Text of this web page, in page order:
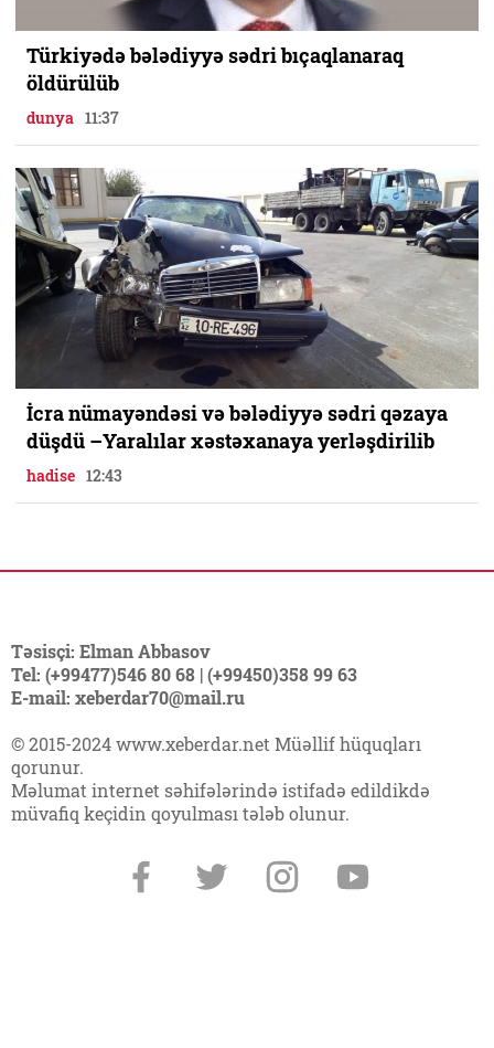
Türkiyədə bələdiyyə sədri bıçaqlanaraq
öldürülüb
dunya 11:37
İcra nümayəndəsi və bələdiyyə sədri qəzaya
düşdü –Yaralılar xəstəxanaya yerləşdirilib
hadise 12:43
Təsisçi: Elman Abbasov
Tel: (+99477)546 80 68 | (+99450)358 99 63
E-mail: xeberdar70@mail.ru
© 2015-2024 www.xeberdar.net Müəllif hüquqları
qorunur.
Məlumat internet səhifələrində istifadə edildikdə
müvafiq keçidin qoyulması tələb olunur.